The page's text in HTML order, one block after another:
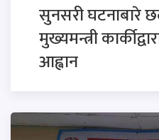
सुनसरी घटनाबारे
मुख्यमन्त्री
आह्वान